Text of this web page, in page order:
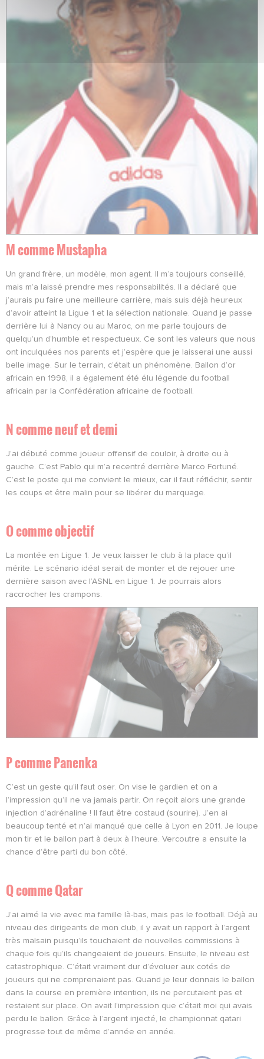
M comme Mustapha
Un grand frère, un modèle, mon agent. Il m’a toujours conseillé,
mais m’a laissé prendre mes responsabilités. Il a déclaré que
j’aurais pu faire une meilleure carrière, mais suis déjà heureux
d’avoir atteint la Ligue 1 et la sélection nationale. Quand je passe
derrière lui à Nancy ou au Maroc, on me parle toujours de
quelqu’un d’humble et respectueux. Ce sont les valeurs que nous
ont inculquées nos parents et j’espère que je laisserai une aussi
belle image. Sur le terrain, c’était un phénomène. Ballon d’or
africain en 1998, il a également été élu légende du football
africain par la Confédération africaine de football.
N comme neuf et demi
J’ai débuté comme joueur offensif de couloir, à droite ou à
gauche. C’est Pablo qui m’a recentré derrière Marco Fortuné.
C’est le poste qui me convient le mieux, car il faut réfléchir, sentir
les coups et être malin pour se libérer du marquage.
O comme objectif
La montée en Ligue 1. Je veux laisser le club à la place qu’il
mérite. Le scénario idéal serait de monter et de rejouer une
dernière saison avec l’ASNL en Ligue 1. Je pourrais alors
raccrocher les crampons.
P comme Panenka
C’est un geste qu’il faut oser. On vise le gardien et on a
l’impression qu’il ne va jamais partir. On reçoit alors une grande
injection d’adrénaline ! Il faut être costaud (sourire). J’en ai
beaucoup tenté et n’ai manqué que celle à Lyon en 2011. Je loupe
mon tir et le ballon part à deux à l’heure. Vercoutre a ensuite la
chance d’être parti du bon côté.
Q comme Qatar
J’ai aimé la vie avec ma famille là-bas, mais pas le football. Déjà au
niveau des dirigeants de mon club, il y avait un rapport à l’argent
très malsain puisqu’ils touchaient de nouvelles commissions à
chaque fois qu’ils changeaient de joueurs. Ensuite, le niveau est
catastrophique. C’était vraiment dur d’évoluer aux cotés de
joueurs qui ne comprenaient pas. Quand je leur donnais le ballon
dans la course en première intention, ils ne percutaient pas et
restaient sur place. On avait l’impression que c’était moi qui avais
perdu le ballon. Grâce à l’argent injecté, le championnat qatari
progresse tout de même d’année en année.